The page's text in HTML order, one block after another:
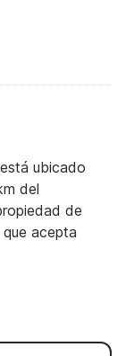
ubicado
del
de
acepta